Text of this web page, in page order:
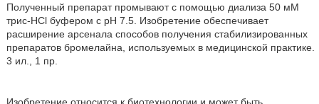
Полученный препарат промывают с помощью диализа 50 мМ
трис-HCl буфером с рН 7.5. Изобретение обеспечивает
расширение арсенала способов получения стабилизированных
препаратов бромелайна, используемых в медицинской практике.
3 ил., 1 пр.